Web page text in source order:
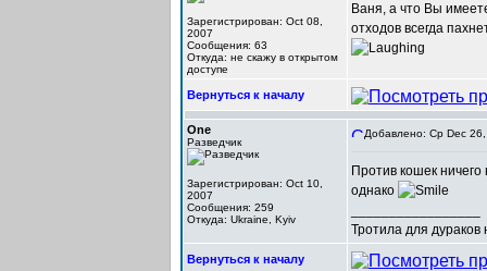
Зарегистрирован: Oct 08,
2007
Сообщения: 63
Откуда: не скажу в открытом
доступе
Ваня, а что Вы
отходов всегда
Вернуться к началу
One
Разведчик
Зарегистрирован: Oct 10,
2007
Сообщения: 259
Откуда: Ukraine, Kyiv
Добавлено: Ср Dec
Против кошек
однако
Тротила для
Вернуться к началу